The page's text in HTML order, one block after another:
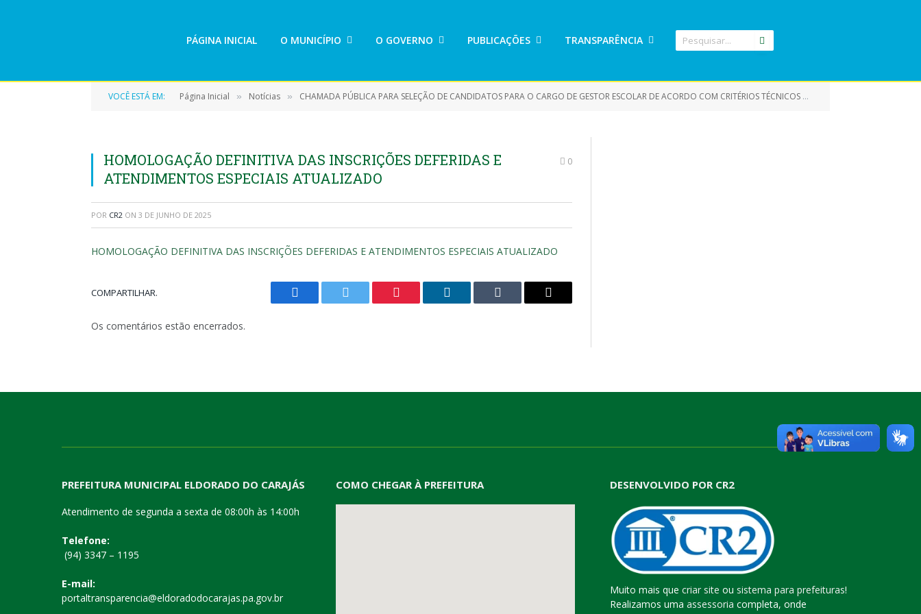
PÁGINA INICIAL O MUNICÍPIO O GOVERNO PUBLICAÇÕES TRANSPARÊNCIA
VOCÊ ESTÁ EM: Página Inicial » Notícias » CHAMADA PÚBLICA PARA SELEÇÃO DE CANDIDATOS PARA O CARGO DE GESTOR ESCOLAR DE ACORDO COM CRITÉRIOS TÉCNICOS DE MÉRITO E DESEMPENHO
HOMOLOGAÇÃO DEFINITIVA DAS INSCRIÇÕES DEFERIDAS E
ATENDIMENTOS ESPECIAIS ATUALIZADO
0
POR CR2 ON 3 DE JUNHO DE 2025
HOMOLOGAÇÃO DEFINITIVA DAS INSCRIÇÕES DEFERIDAS E ATENDIMENTOS ESPECIAIS ATUALIZADO
COMPARTILHAR.
Facebook Twitter Pinterest LinkedIn Tumblr
E-
Os comentários estão encerrados.
PREFEITURA MUNICIPAL ELDORADO DO CARAJÁS
Atendimento de segunda a sexta de 08:00h às 14:00h
Telefone:
(94) 3347 – 1195
E-mail:
portaltransparencia@eldoradodocarajas.pa.gov.br
COMO CHEGAR À PREFEITURA DESENVOLVIDO POR CR2
Muito mais que criar site ou sistema para prefeituras!
Realizamos uma assessoria completa, onde